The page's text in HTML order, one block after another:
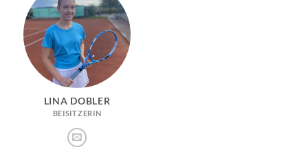
LINA DOBLER
BEISITZERIN